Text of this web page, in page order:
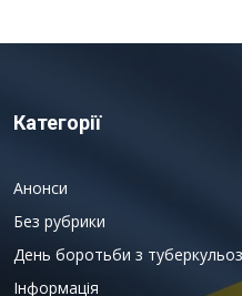
Категорії
Анонси
Без рубрики
День боротьби з
Інформація